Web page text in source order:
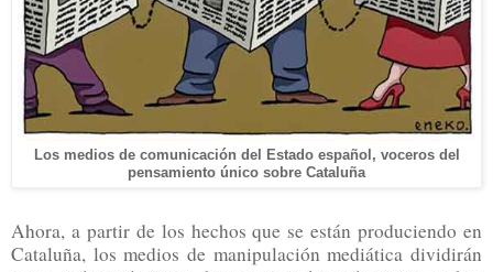
Los medios de comunicación del Estado español, voceros del
pensamiento único sobre Cataluña
Ahora, a partir de los hechos que se están produciendo en
Cataluña, los medios de manipulación mediática dividirán